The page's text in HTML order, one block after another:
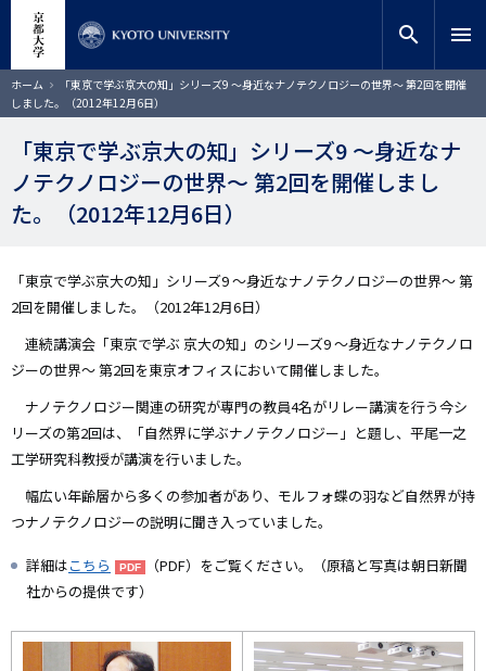
コ
ン
テ
に
移
動
サイト内検索
検索
search menu
ホーム
「東京で学ぶ京大の知」シリーズ9 ～身近なナノテクノロジーの世界～ 第2回を開催
しました。（2012年12月6日）
「東京で学ぶ京大の知」シリーズ9 ～身近なナ
ノテクノロジーの世界～ 第2回を開催しまし
た。（2012年12月6日）
「東京で学ぶ京大の知」シリーズ9 ～身近なナノテクノロジーの世界～ 第
2回を開催しました。（2012年12月6日）
連続講演会「東京で学ぶ 京大の知」のシリーズ9 ～身近なナノテクノロ
ジーの世界～ 第2回を東京オフィスにおいて開催しました。
ナノテクノロジー関連の研究が専門の教員4名がリレー講演を行う今シ
リーズの第2回は、「自然界に学ぶナノテクノロジー」と題し、平尾一之
工学研究科教授が講演を行いました。
幅広い年齢層から多くの参加者があり、モルフォ蝶の羽など自然界が持
つナノテクノロジーの説明に聞き入っていました。
詳細はこちら
（PDF）をご覧ください。（原稿と写真は朝日新聞
社からの提供です）